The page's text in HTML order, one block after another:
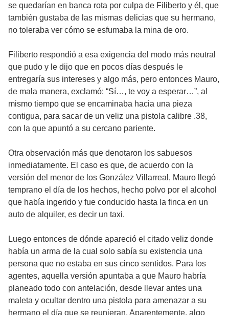
se quedarían en banca rota por culpa de Filiberto y él, que
también gustaba de las mismas delicias que su hermano,
no toleraba ver cómo se esfumaba la mina de oro.
Filiberto respondió a esa exigencia del modo más neutral
que pudo y le dijo que en pocos días después le
entregaría sus intereses y algo más, pero entonces Mauro,
de mala manera, exclamó: “Sí…, te voy a esperar…”, al
mismo tiempo que se encaminaba hacia una pieza
contigua, para sacar de un veliz una pistola calibre .38,
con la que apuntó a su cercano pariente.
Otra observación más que denotaron los sabuesos
inmediatamente. El caso es que, de acuerdo con la
versión del menor de los González Villarreal, Mauro llegó
temprano el día de los hechos, hecho polvo por el alcohol
que había ingerido y fue conducido hasta la finca en un
auto de alquiler, es decir un taxi.
Luego entonces de dónde apareció el citado veliz donde
había un arma de la cual solo sabía su existencia una
persona que no estaba en sus cinco sentidos. Para los
agentes, aquella versión apuntaba a que Mauro habría
planeado todo con antelación, desde llevar antes una
maleta y ocultar dentro una pistola para amenazar a su
hermano el día que se reunieran. Aparentemente, algo